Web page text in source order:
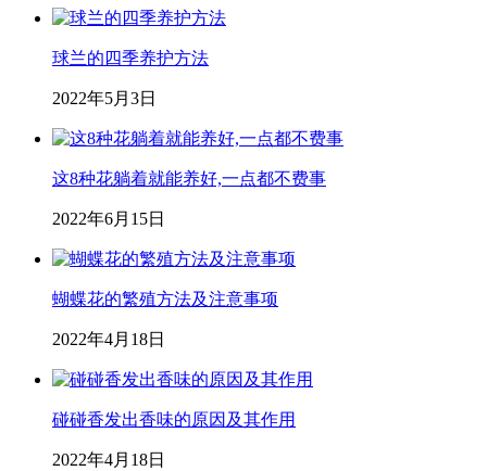
球兰的四季养护方法
2022年5月3日
这8种花躺着就能养好,一点都不费事
2022年6月15日
蝴蝶花的繁殖方法及注意事项
2022年4月18日
碰碰香发出香味的原因及其作用
2022年4月18日